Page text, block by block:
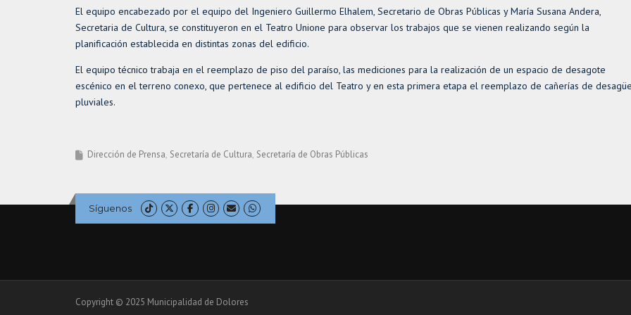
El equipo encabezado por el equipo del Ingeniero Guillermo Elhalem, Secretario de Obras Públicas y María Susana Andera,
Secretaria de Cultura, se constituyeron en el Teatro Unione para observar los trabajos que se vienen realizando según la
planificación establecida en distintas zonas del edificio.
El equipo técnico trabaja en el reemplazo de piso del paraíso, las mediciones para la realización de un espacio de desagote
escénico en el terreno conexo, que pertenece al edificio del Teatro y en esta primera etapa el reemplazo de cañerías de
pluviales.
Dirección de Prensa Secretaría de Cultura Secretaría de Obras Públicas
Síguenos
Copyright © 2025 Municipalidad de Dolores